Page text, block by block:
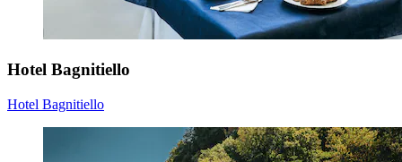
Hotel Bagnitiello
Hotel Bagnitiello